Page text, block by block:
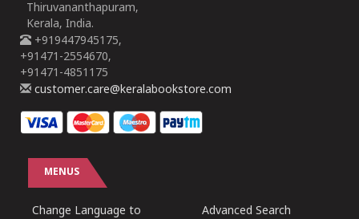
Thiruvananthapuram,
Kerala, India.
+919447945175,
+91471-2554670,
+91471-4851175
customer.care@keralabookstore.com
MENUS
Change Language to
Advanced Search